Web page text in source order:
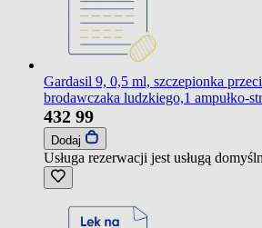
Gardasil 9, 0,5 ml, szczepionka
brodawczaka ludzkiego,1 ampułko-
432 99
Dodaj
Usługa rezerwacji jest usługą